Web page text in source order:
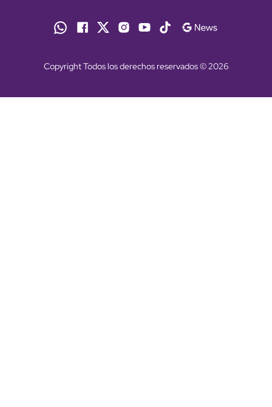
Copyright Todos los derechos reservados © 2026